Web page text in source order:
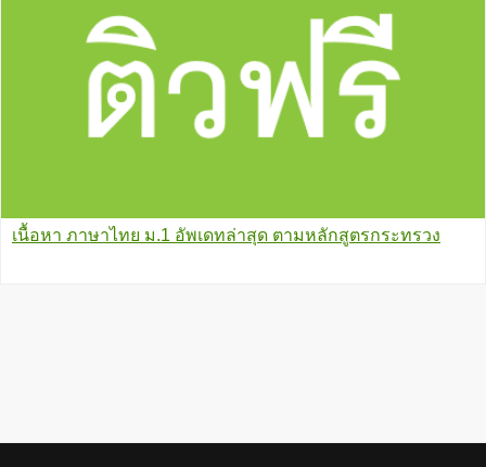
เนื้อหา ภาษาไทย ม.1 อัพเดทล่าสุด ตามหลักสูตรกระทรวง